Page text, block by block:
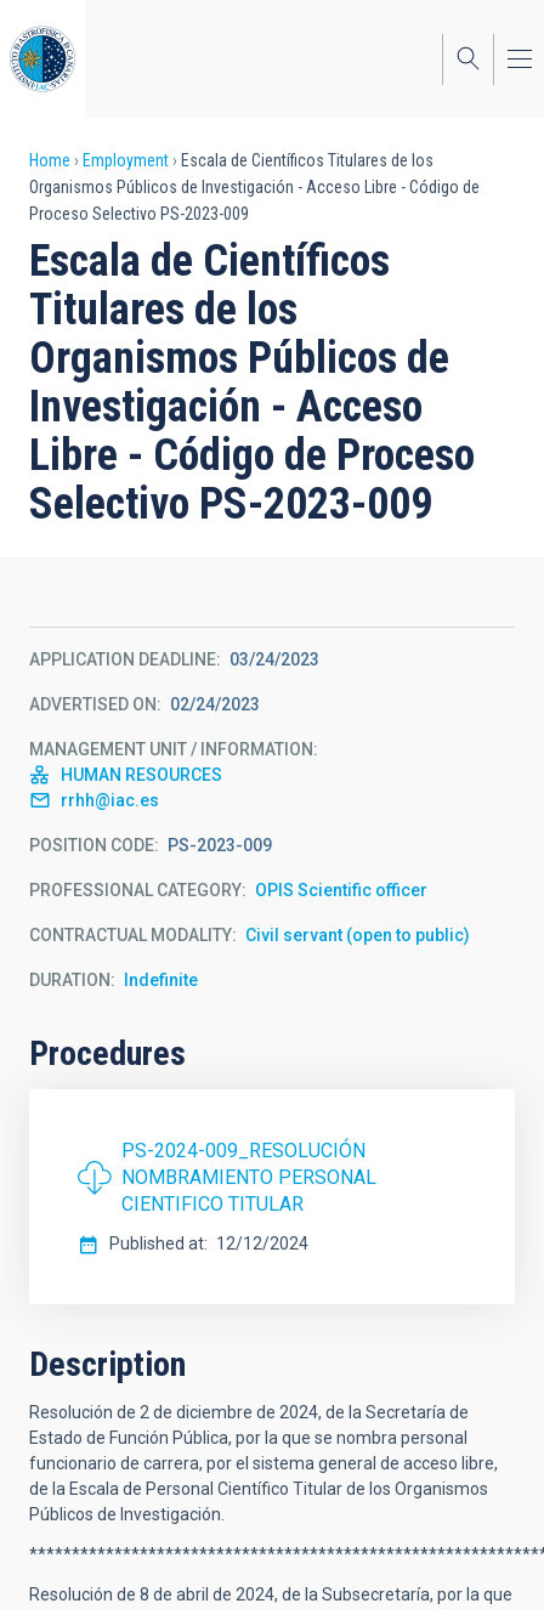
to
main
content
Breadcrumb
Home Employment
Escala de Científicos Titulares de los
Organismos Públicos de Investigación - Acceso Libre - Código de
Proceso Selectivo PS-2023-009
Escala de Científicos
Titulares de los
Organismos Públicos de
Investigación - Acceso
Libre - Código de Proceso
Selectivo PS-2023-009
APPLICATION DEADLINE 03/24/2023
ADVERTISED ON 02/24/2023
MANAGEMENT UNIT / INFORMATION
HUMAN RESOURCES
rrhh@iac.es
POSITION CODE PS-2023-009
PROFESSIONAL CATEGORY OPIS Scientific officer
CONTRACTUAL MODALITY Civil servant (open to public)
DURATION Indefinite
Procedures
PS-2024-009_RESOLUCIÓN
NOMBRAMIENTO PERSONAL
CIENTIFICO TITULAR
Published at 12/12/2024
Description
Resolución de 2 de diciembre de 2024, de la Secretaría de
Estado de Función Pública, por la que se nombra personal
funcionario de carrera, por el sistema general de acceso libre,
de la Escala de Personal Científico Titular de los Organismos
Públicos de Investigación.
Resolución de 8 de abril de 2024, de la Subsecretaría, por la que